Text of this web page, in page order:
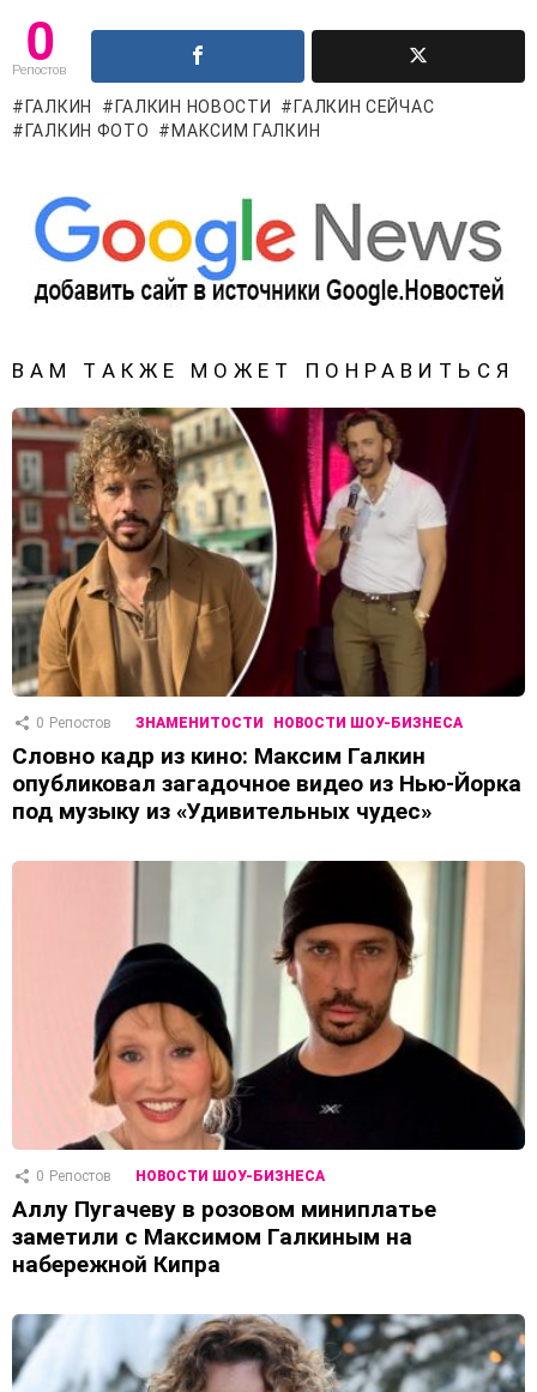
0
Репостов
ГАЛКИН ГАЛКИН НОВОСТИ
ГАЛКИН СЕЙЧАС
ГАЛКИН ФОТО
МАКСИМ ГАЛКИН
ВАМ ТАКЖЕ МОЖЕТ ПОНРАВИТЬСЯ
0 Репостов ЗНАМЕНИТОСТИ НОВОСТИ ШОУ-БИЗНЕСА
Словно кадр из кино: Максим Галкин
опубликовал загадочное видео из Нью-Йорка
под музыку из «Удивительных чудес»
0 Репостов НОВОСТИ ШОУ-БИЗНЕСА
Аллу Пугачеву в розовом миниплатье
заметили с Максимом Галкиным на
набережной Кипра